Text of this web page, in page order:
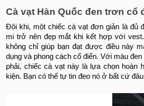
Cà vạt Hàn Quốc đen trơn cổ
Đôi khi, một chiếc cà vạt đơn giản là đủ
mi trở nên đẹp mắt khi kết hợp với
không chỉ giúp bạn đạt được điều này
dụng và phong cách cổ điển. Với màu
phải, chiếc cà vạt này là lựa chọn hoàn
kiện. Bạn có thể tự tin đeo nó ở bất cứ